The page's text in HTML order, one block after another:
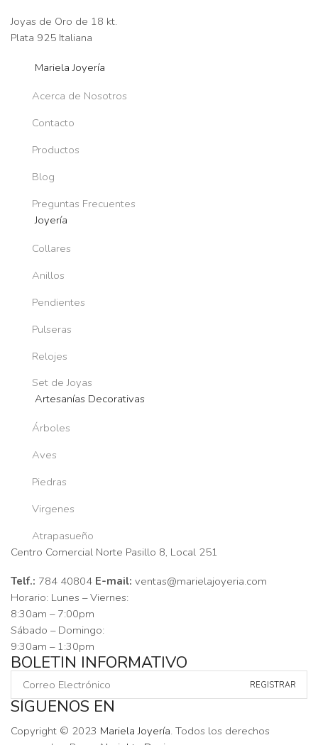
Joyas de Oro de 18 kt.
Plata 925 Italiana
Mariela Joyería
Acerca de Nosotros
Contacto
Productos
Blog
Preguntas Frecuentes
Joyería
Collares
Anillos
Pendientes
Pulseras
Relojes
Set de Joyas
Artesanías Decorativas
Árboles
Aves
Piedras
Virgenes
Atrapasueño
Centro Comercial Norte Pasillo 8, Local 251
Telf.: 784 40804 E-mail: ventas@marielajoyeria.com
Horario: Lunes – Viernes:
8:30am – 7:00pm
Sábado – Domingo:
9:30am – 1:30pm
BOLETIN INFORMATIVO
SÍGUENOS EN
FacebookInstagram
Tik-
tok
YoutubeTelegram
Copyright © 2023 Mariela Joyería. Todos los derechos